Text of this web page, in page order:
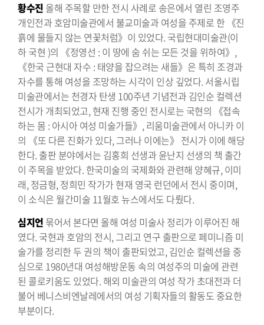
황수진 올해 주목할 만한 전시 사례로 송은에서 열린 조영주
개인전과 호암미술관에서 불교미술과 여성을 주제로 한 《진
흙에 물들지 않는 연꽃처럼》이 있었다. 국립현대미술관(이
하 국현 )의 《정영선 : 이 땅에 숨 쉬는 모든 것을 위하여》,
《한국 근현대 자수 : 태양을 잡으려는 새들》은 특히 조경과
자수를 통해 여성을 조망하는 시각이 인상 깊었다. 서울시립
미술관에서는 천경자 탄생 100주년 기념전과 김인순 컬렉션
전시가 개최되었고, 현재 진행 중인 전시로는 국현의 《접속
하는 몸 : 아시아 여성 미술가들》, 리움미술관에서 아니카 이
의 《또 다른 진화가 있다, 그러나 이에는》 전시가 이에 해당
한다. 출판 분야에서는 김홍희 선생과 윤난지 선생의 책 출간
이 주목을 받았다. 한국미술의 국제화와 관련해 양혜규, 이미
래, 정금형, 정희민 작가가 현재 영국 런던에서 전시 중이며,
이 소식은 월간미술 11월호 뉴스에서도 다뤘다.
심지언 묶어서 본다면 올해 여성 미술사 정리가 이루어진 해
였다. 국현과 호암의 전시, 그리고 연구 출판으로 페미니즘 미
술가를 정리한 두 권의 책이 출판되었고, 김인순 컬렉션을 중
심으로 1980년대 여성해방운동 속의 여성주의 미술에 관련
된 콜로키움도 있었다. 해외 미술관의 여성 작가 초대전과 더
불어 베니스비엔날레에서의 여성 기획자들의 활동도 중요한
부분이다.